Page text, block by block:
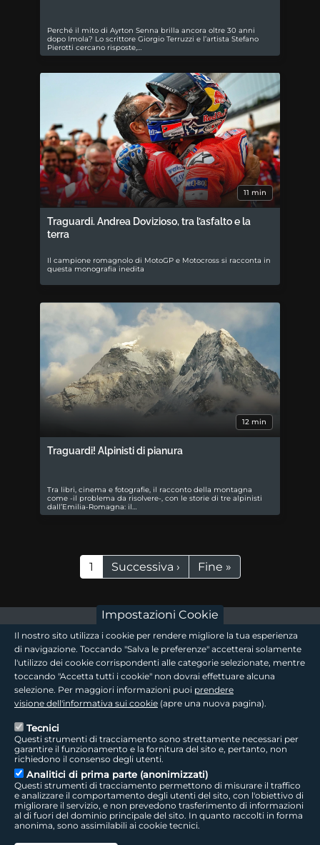
Perché il mito di Ayrton Senna brilla ancora oltre 30 anni
dopo Imola? Lo scrittore Giorgio Terruzzi e l’artista Stefano
Pierotti cercano risposte,…
11 min
Traguardi. Andrea Dovizioso, tra l’asfalto e la
terra
Il campione romagnolo di MotoGP e Motocross si racconta in
questa monografia inedita
12 min
Traguardi! Alpinisti di pianura
Tra libri, cinema e fotografie, il racconto della montagna
come -il problema da risolvere-, con le storie di tre alpinisti
dall’Emilia-Romagna: il…
Paginazione
Pagina attuale
1 Pagina successiva
Successiva › Ultima pagina
Fine »
footer - sezione logo 1
footer - sezione logo2
footer - sezione link utili
Seguici sui social
LepidaTV | Accessibilità | Cookie | Privacy | Social Media Policy
Impostazioni Cookie
Il nostro sito utilizza i cookie per rendere migliore la tua esperienza
di navigazione. Toccando "Salva le preferenze" accetterai solamente
l'utilizzo dei cookie corrispondenti alle categorie selezionate, mentre
toccando "Accetta tutti i cookie" non dovrai effettuare alcuna
selezione. Per maggiori informazioni puoi prendere
visione dell'informativa sui cookie (apre una nuova pagina).
Tecnici
Questi strumenti di tracciamento sono strettamente necessari per
garantire il funzionamento e la fornitura del sito e, pertanto, non
richiedono il consenso degli utenti.
Analitici di prima parte (anonimizzati)
Questi strumenti di tracciamento permettono di misurare il traffico
e analizzare il comportamento degli utenti del sito, con l'obiettivo di
migliorare il servizio, e non prevedono trasferimento di informazioni
al di fuori del dominio principale del sito. In quanto raccolti in forma
anonima, sono assimilabili ai cookie tecnici.